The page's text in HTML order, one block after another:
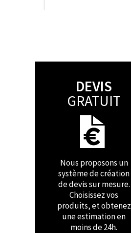
DEVIS
GRATUIT
Nous proposons un
système de création
de devis sur mesure.
Choisissez vos
produits, et obtenez
une estimation en
moins de 24h.